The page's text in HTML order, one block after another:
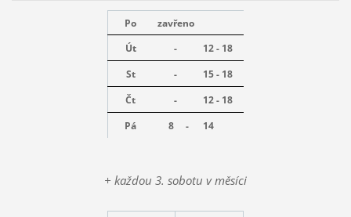
Po
zavřeno
Út
-
12 - 18
St
-
15 - 18
Čt
-
12 - 18
Pá
8 - 14
+ každou 3. sobotu v měsíci